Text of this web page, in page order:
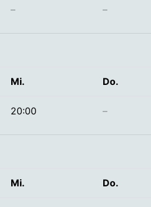
– –
Mi. Do.
20:00 –
Mi. Do.